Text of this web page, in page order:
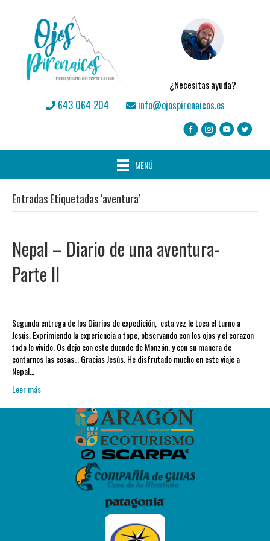
¿Necesitas ayuda?
643 064 204 info@ojospirenaicos.es
MENÚ
Entradas Etiquetadas ‘aventura’
Nepal – Diario de una aventura-
Parte II
Segunda entrega de los Diarios de expedición, esta vez le toca el turno a
Jesús. Exprimiendo la experiencia a tope, observando con los ojos y el corazon
todo lo vivido. Os dejo con este duende de Monzón, y con su manera de
contarnos las cosas… Gracias Jesús. He disfrutado mucho en este viaje a
Nepal…
Leer más